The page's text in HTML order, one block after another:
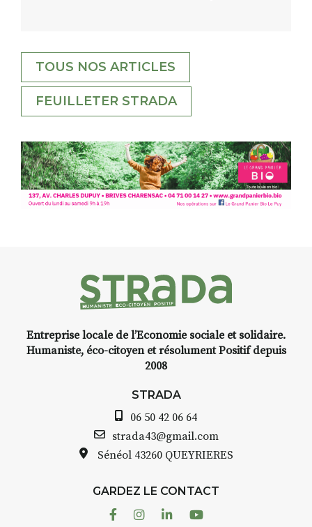
TOUS NOS ARTICLES
FEUILLETER STRADA
Entreprise locale de l’Economie sociale et solidaire.
Humaniste, éco-citoyen et résolument Positif depuis
2008
STRADA
06 50 42 06 64
strada43@gmail.com
Sénéol 43260 QUEYRIERES
GARDEZ LE CONTACT
FacebookInstagram
LinkedinYoutube